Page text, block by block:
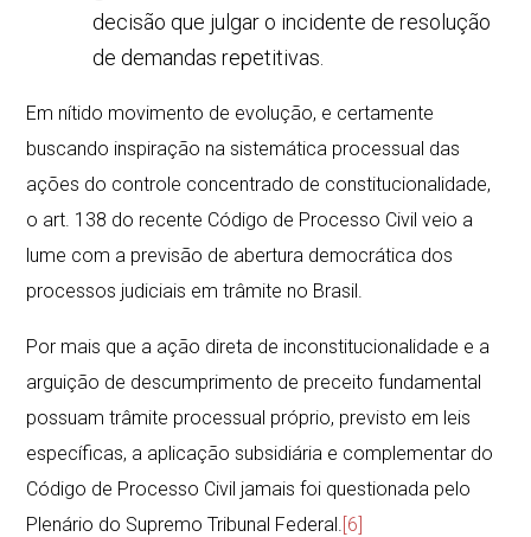
decisão que julgar o incidente de resolução
de demandas repetitivas.
Em nítido movimento de evolução, e certamente
buscando inspiração na sistemática processual das
ações do controle concentrado de constitucionalidade,
o art. 138 do recente Código de Processo Civil veio a
lume com a previsão de abertura democrática dos
processos judiciais em trâmite no Brasil.
Por mais que a ação direta de inconstitucionalidade e a
arguição de descumprimento de preceito fundamental
possuam trâmite processual próprio, previsto em leis
específicas, a aplicação subsidiária e complementar do
Código de Processo Civil jamais foi questionada pelo
Plenário do Supremo Tribunal Federal.[6]